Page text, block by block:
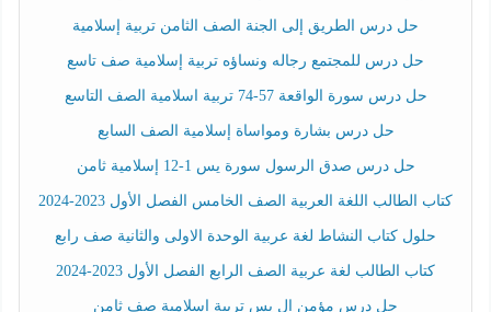
حل درس الطريق إلى الجنة الصف الثامن تربية إسلامية
حل درس للمجتمع رجاله ونساؤه تربية إسلامية صف تاسع
حل درس سورة الواقعة 57-74 تربية اسلامية الصف التاسع
حل درس بشارة ومواساة إسلامية الصف السابع
حل درس صدق الرسول سورة يس 1-12 إسلامية ثامن
كتاب الطالب اللغة العربية الصف الخامس الفصل الأول 2023-2024
حلول كتاب النشاط لغة عربية الوحدة الاولى والثانية صف رابع
كتاب الطالب لغة عربية الصف الرابع الفصل الأول 2023-2024
حل درس مؤمن ال يس تربية إسلامية صف ثامن